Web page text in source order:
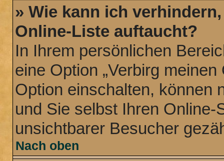
» Wie kann ich
Online-Liste auftaucht?
In Ihrem persönlichen
eine Option „Verbirg
Option einschalten, können
und Sie selbst Ihren
unsichtbarer Besucher
Nach oben